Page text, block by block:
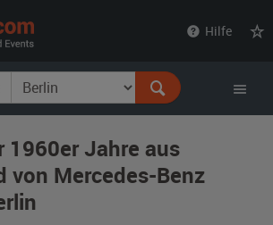
Hilfe
1960er Jahre aus
von Mercedes-Benz